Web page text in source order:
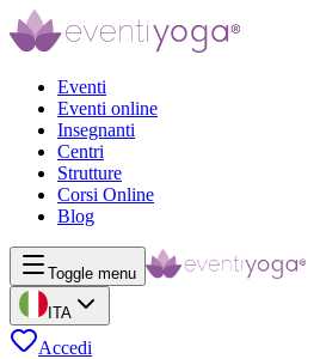
Eventi
Eventi online
Insegnanti
Centri
Strutture
Corsi Online
Blog
Toggle menu
ITA
Accedi